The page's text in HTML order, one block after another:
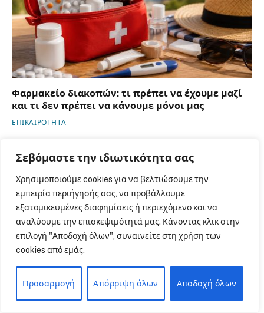
Σεβόμαστε την ιδιωτικότητα σας
Χρησιμοποιούμε cookies για να βελτιώσουμε την
εμπειρία περιήγησής σας, να προβάλλουμε
εξατομικευμένες διαφημίσεις ή περιεχόμενο και να
αναλύουμε την επισκεψιμότητά μας. Κάνοντας κλικ στην
επιλογή "Αποδοχή όλων", συναινείτε στη χρήση των
cookies από εμάς.
Προσαρμογή Απόρριψη όλων Αποδοχή όλων
Φαρμακείο διακοπών: τι πρέπει να έχουμε μαζί
και τι δεν πρέπει να κάνουμε μόνοι μας
ΕΠΙΚΑΙΡΟΤΗΤΑ